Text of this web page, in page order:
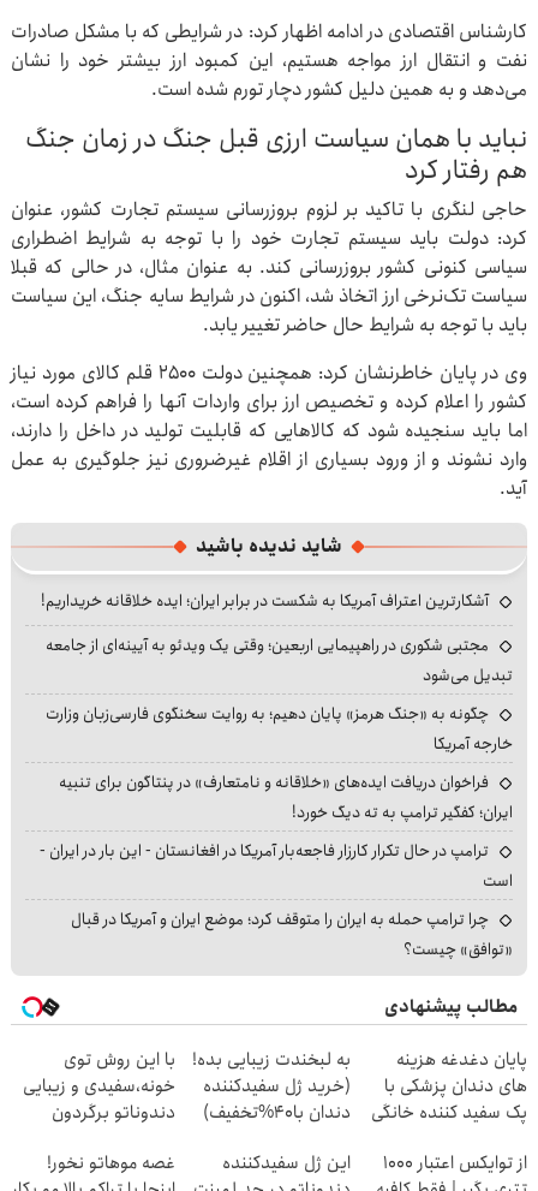
کارشناس اقتصادی در ادامه اظهار کرد: در شرایطی که با مشکل صادرات
نفت و انتقال ارز مواجه هستیم، این کمبود ارز بیشتر خود را نشان
می‌دهد و به همین دلیل کشور دچار تورم شده است.
نباید با همان سیاست ارزی قبل جنگ در زمان جنگ
هم رفتار کرد
حاجی لنگری با تاکید بر لزوم بروزرسانی سیستم تجارت کشور، عنوان
کرد: دولت باید سیستم تجارت خود را با توجه به شرایط اضطراری
سیاسی کنونی کشور بروزرسانی کند. به عنوان مثال، در حالی که قبلا
سیاست تک‌نرخی ارز اتخاذ شد، اکنون در شرایط سایه جنگ، این سیاست
باید با توجه به شرایط حال حاضر تغییر یابد.
وی در پایان خاطرنشان کرد: همچنین دولت ۲۵۰۰ قلم کالای مورد نیاز
کشور را اعلام کرده و تخصیص ارز برای واردات آنها را فراهم کرده است،
اما باید سنجیده شود که کالاهایی که قابلیت تولید در داخل را دارند،
وارد نشوند و از ورود بسیاری از اقلام غیرضروری نیز جلوگیری به عمل
آید.
شاید ندیده باشید
آشکارترین اعتراف آمریکا به شکست در برابر ایران؛ ایده خلاقانه خریداریم!
مجتبی شکوری در راهپیمایی اربعین؛ وقتی یک ویدئو به آیینه‌ای از جامعه
تبدیل می‌شود
چگونه به «جنگ هرمز» پایان دهیم؛ به روایت سخنگوی فارسی‌زبان وزارت
خارجه آمریکا
فراخوان دریافت ایده‌های «خلاقانه و نامتعارف» در پنتاگون برای تنبیه
ایران؛ کفگیر ترامپ به ته دیگ خورد!
ترامپ در حال تکرار کارزار فاجعه‌بار آمریکا در افغانستان - این بار در ایران -
است
چرا ترامپ حمله به ایران را متوقف کرد؛ موضع ایران و آمریکا در قبال
«توافق» چیست؟
مطالب پیشنهادی
پایان دغدغه هزینه
های دندان پزشکی با
پک سفید کننده خانگی
به لبخندت زیبایی بده!
(خرید ژل سفیدکننده
دندان با40%تخفیف)
با این روش توی
خونه،سفیدی و زیبایی
دندوناتو برگردون
از توایکس اعتبار ۱۰۰۰
این ژل سفیدکننده
غصه موهاتو نخور!